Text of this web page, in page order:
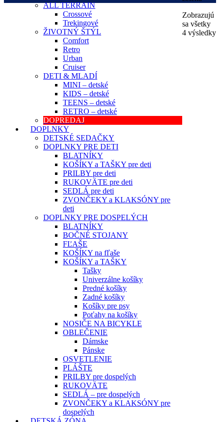
ALL TERRAIN
Crossové
Trekingové
ŽIVOTNÝ ŠTÝL
Comfort
Retro
Urban
Cruiser
DETI & MLADÍ
MINI – detské
KIDS – detské
TEENS – detské
RETRO – detské
DOPREDAJ
DOPLNKY
DETSKÉ SEDAČKY
DOPLNKY PRE DETI
BLATNÍKY
KOŠÍKY a TAŠKY pre deti
PRILBY pre deti
RUKOVÄTE pre deti
SEDLÁ pre deti
ZVONČEKY a KLAKSÓNY pre
deti
DOPLNKY PRE DOSPELÝCH
BLATNÍKY
BOČNÉ STOJANY
FĽAŠE
KOŠÍKY na fľaše
KOŠÍKY a TAŠKY
Tašky
Univerzálne košíky
Predné košíky
Zadné košíky
Košíky pre psy
Poťahy na košíky
NOSIČE NA BICYKLE
OBLEČENIE
Dámske
Pánske
OSVETLENIE
PLÁŠTE
PRILBY pre dospelých
RUKOVÄTE
SEDLÁ – pre dospelých
ZVONČEKY a KLAKSÓNY pre
dospelých
Zobrazujú
sa všetky
4 výsledky